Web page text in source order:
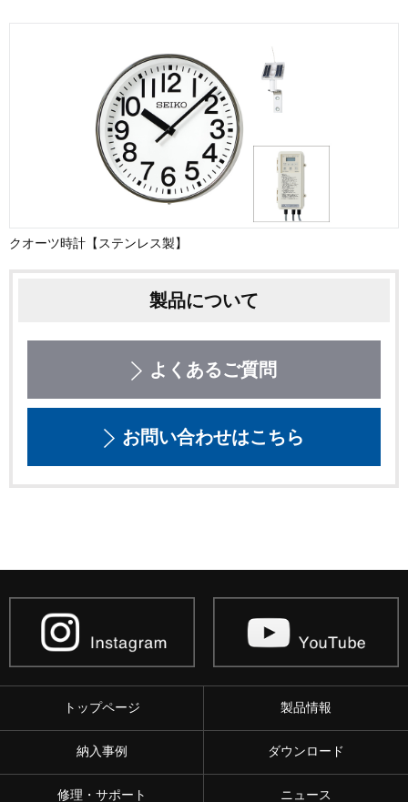
クオーツ時計【ステンレス製】
製品について
よくあるご質問
お問い合わせはこちら
トップページ 製品情報
納入事例 ダウンロード
修理・サポート ニュース